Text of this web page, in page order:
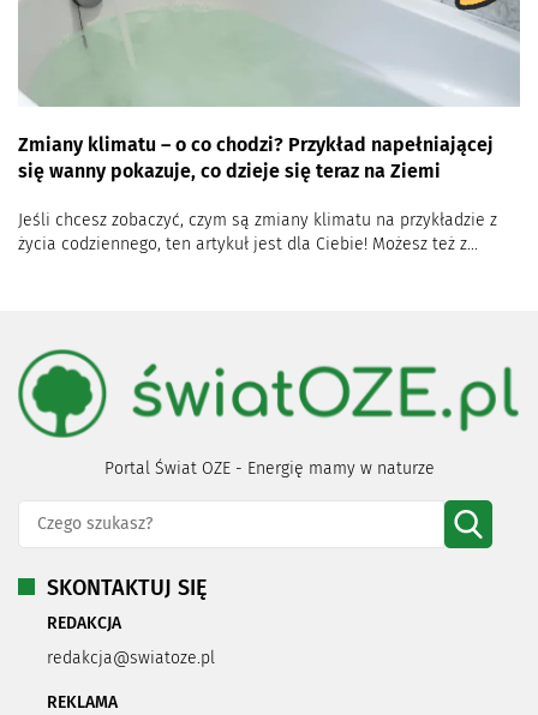
Zmiany klimatu – o co chodzi? Przykład napełniającej
się wanny pokazuje, co dzieje się teraz na Ziemi
Jeśli chcesz zobaczyć, czym są zmiany klimatu na przykładzie z
życia codziennego, ten artykuł jest dla Ciebie! Możesz też z...
Portal Świat OZE - Energię mamy w naturze
SKONTAKTUJ SIĘ
REDAKCJA
redakcja@swiatoze.pl
REKLAMA